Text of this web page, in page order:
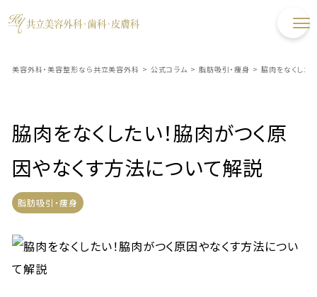
美容外科・美容整形なら共立美容外科 > 公式コラム > 脂肪吸引・痩身 > 脇肉をなくした
脇肉をなくしたい！脇肉がつく原
因やなくす方法について解説
脂肪吸引・痩身